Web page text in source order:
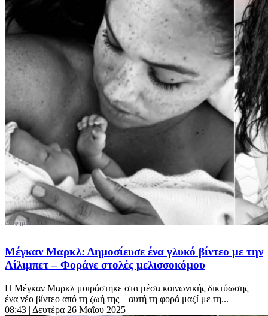
Μέγκαν Μαρκλ: Δημοσίευσε ένα γλυκό βίντεο με την
Λίλιμπετ – Φοράνε στολές μελισσοκόμου
Η Μέγκαν Μαρκλ μοιράστηκε στα μέσα κοινωνικής δικτύωσης
ένα νέο βίντεο από τη ζωή της – αυτή τη φορά μαζί με τη...
08:43 | Δευτέρα 26 Μαΐου 2025